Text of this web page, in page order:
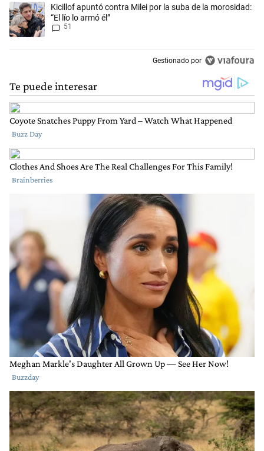
Un artículo de tendencia con el título "Kicillof apuntó contra Milei por
Kicillof apuntó contra Milei por la suba de la morosidad:
“El lío lo armó él”
51
Gestionado por